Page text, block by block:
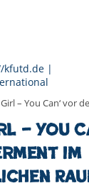
kfutd.de |
Girl – You Can‘
– You
im